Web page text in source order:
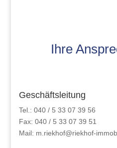
Ihre
Geschäftsleitung
Tel.: 040 / 5 33 07 39 56
Fax: 040 / 5 33 07 39 51
Mail: m.riekhof@riekhof-